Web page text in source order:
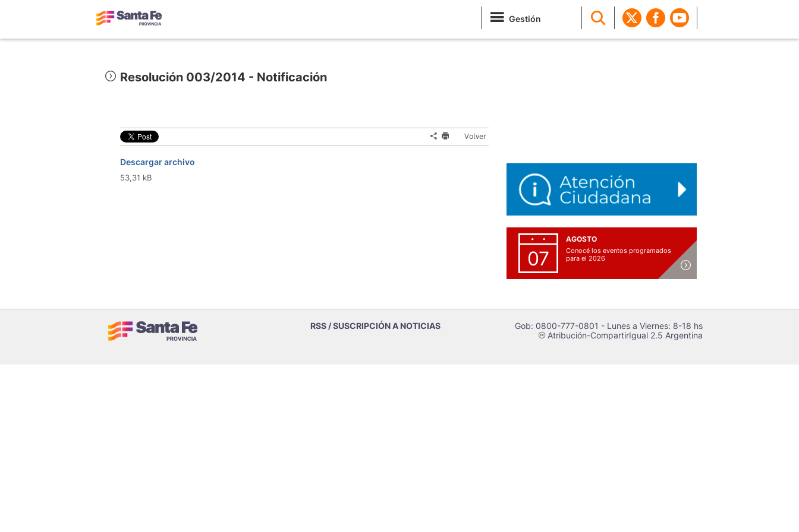
Gestión
Resolución 003/2014 - Notificación
Volver
Descargar archivo
53,31 kB
07
AGOSTO
Conocé los eventos programados
para el 2026
RSS / SUSCRIPCIÓN A NOTICIAS Gob: 0800-777-0801 - Lunes a Viernes: 8-18 hs
cAtribución-CompartirIgual 2.5 Argentina